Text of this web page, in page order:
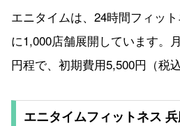
エニタイムは、24時間フィッ
に1,000店舗展開しています。
円程で、初期費用5,500円（税込
エニタイムフィットネス